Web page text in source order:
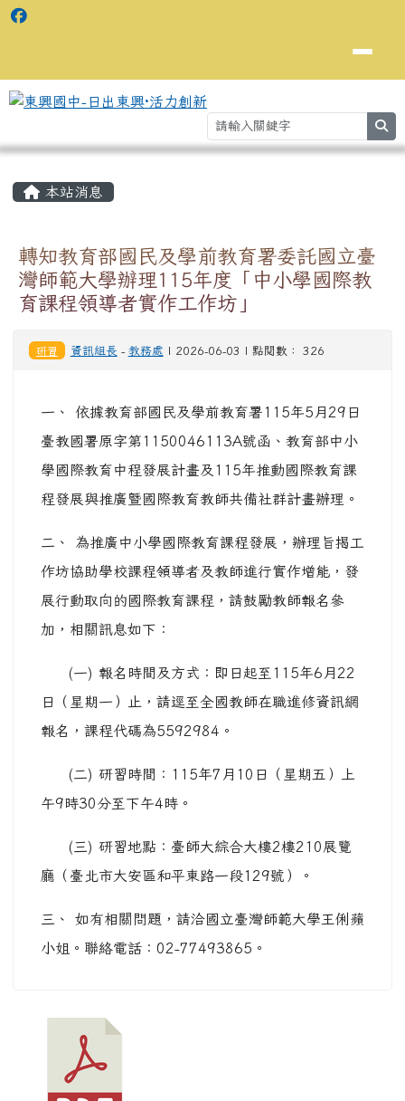
本站消息
轉知教育部國民及學前教育署委託國立臺
灣師範大學辦理115年度「中小學國際教
育課程領導者實作工作坊」
研習 資訊組長 - 教務處 | 2026-06-03 | 點閱數： 326
一、 依據教育部國民及學前教育署115年5月29日
臺教國署原字第1150046113A號函、教育部中小
學國際教育中程發展計畫及115年推動國際教育課
程發展與推廣曁國際教育教師共備社群計畫辦理。
二、 為推廣中小學國際教育課程發展，辦理旨揭工
作坊協助學校課程領導者及教師進行實作增能，發
展行動取向的國際教育課程，請鼓勵教師報名參
加，相關訊息如下：
(一) 報名時間及方式：即日起至115年6月22
日（星期一）止，請逕至全國教師在職進修資訊網
報名，課程代碼為5592984。
(二) 研習時間：115年7月10日（星期五）上
午9時30分至下午4時。
(三) 研習地點：臺師大綜合大樓2樓210展覽
廳（臺北市大安區和平東路一段129號）。
三、 如有相關問題，請洽國立臺灣師範大學王俐蘋
小姐。聯絡電話：02-77493865。